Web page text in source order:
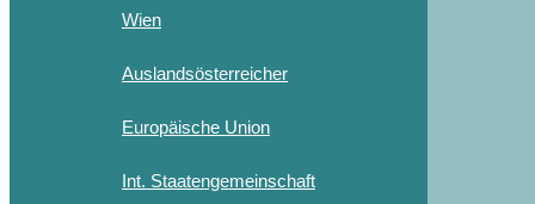
Wien
Auslandsösterreicher
Europäische Union
Int. Staatengemeinschaft